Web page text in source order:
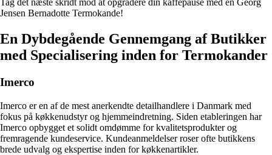
Tag det næste skridt mod at opgradere din kaffepause med en Georg
Jensen Bernadotte Termokande!
En Dybdegående Gennemgang af Butikker
med Specialisering inden for Termokander
Imerco
Imerco er en af de mest anerkendte detailhandlere i Danmark med
fokus på køkkenudstyr og hjemmeindretning. Siden etableringen har
Imerco opbygget et solidt omdømme for kvalitetsprodukter og
fremragende kundeservice. Kundeanmeldelser roser ofte butikkens
brede udvalg og ekspertise inden for køkkenartikler.